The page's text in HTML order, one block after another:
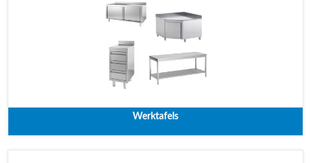
Werktafels